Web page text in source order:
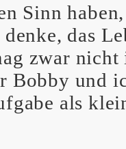
Sinn
das
zwar
Bobby und
als